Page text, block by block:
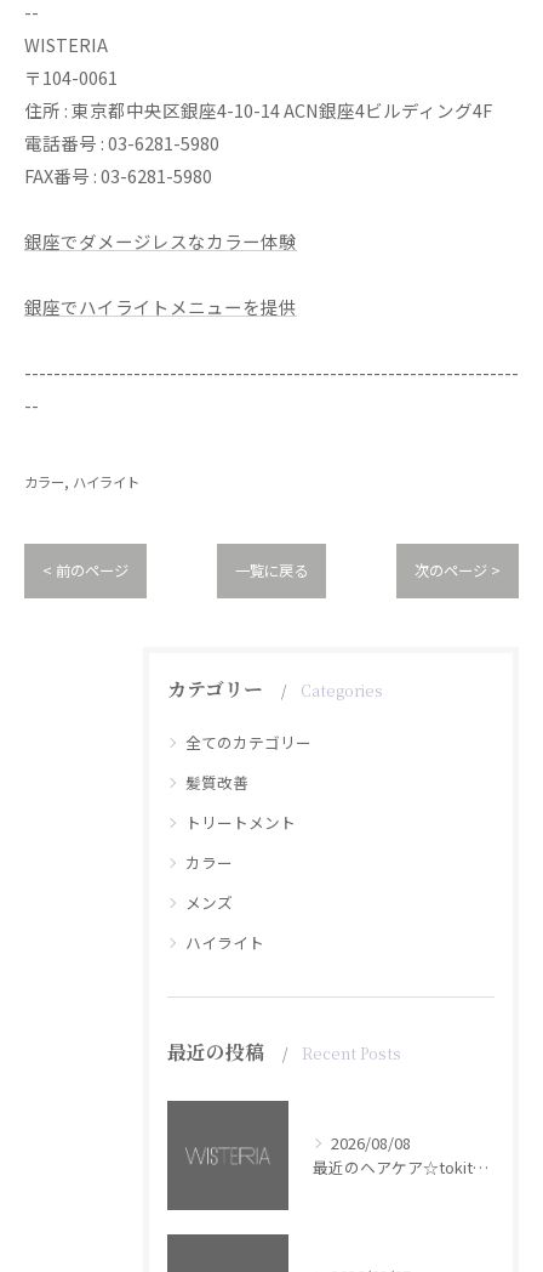
--
WISTERIA
〒104-0061
住所 : 東京都中央区銀座4-10-14 ACN銀座4ビルディング4F
電話番号 : 03-6281-5980
FAX番号 : 03-6281-5980
銀座でダメージレスなカラー体験
銀座でハイライトメニューを提供
--------------------------------------------------------------------
--
カラー ハイライト
< 前のページ 一覧に戻る 次のページ >
カテゴリー Categories
全てのカテゴリー
髪質改善
トリートメント
カラー
メンズ
ハイライト
最近の投稿 Recent Posts
2026/08/08
最近のヘアケア☆tokita【銀座・美容室WISTERIA】